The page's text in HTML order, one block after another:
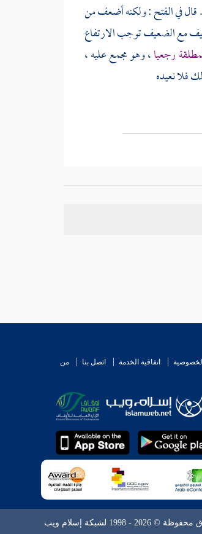
قال في الفتح : ولكنه أضعف من
مع الضعيف توجب الارتفاع
رجعيا، وهو مجمع عليه ،
فلا نعيده
اتفاقية الخدمة اتصل بنا
من
- 1998 لشبكة إسلام ويب